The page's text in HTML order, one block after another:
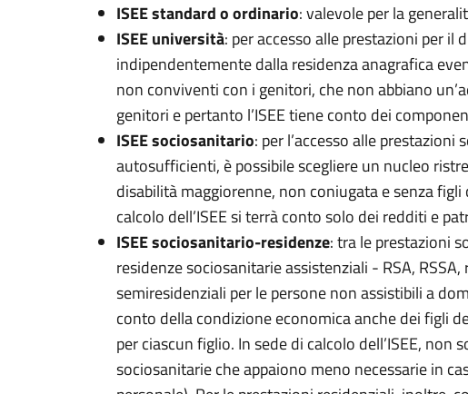
ISEE standard o ordinario: valevole per la
ISEE università: per accesso alle prestazioni per
indipendentemente dalla residenza anagrafica
non conviventi con i genitori, che non abbiano
genitori e pertanto l’ISEE tiene conto dei
ISEE sociosanitario: per l’accesso alle
autosufficienti, è possibile scegliere un nucleo
disabilità maggiorenne, non coniugata e senza
calcolo dell’ISEE si terrà conto solo dei redditi e
ISEE sociosanitario-residenze: tra le prestazioni
residenze sociosanitarie assistenziali - RSA,
semiresidenziali per le persone non assistibili a
conto della condizione economica anche dei figli
per ciascun figlio. In sede di calcolo dell’ISEE,
sociosanitarie che appaiono meno necessarie in